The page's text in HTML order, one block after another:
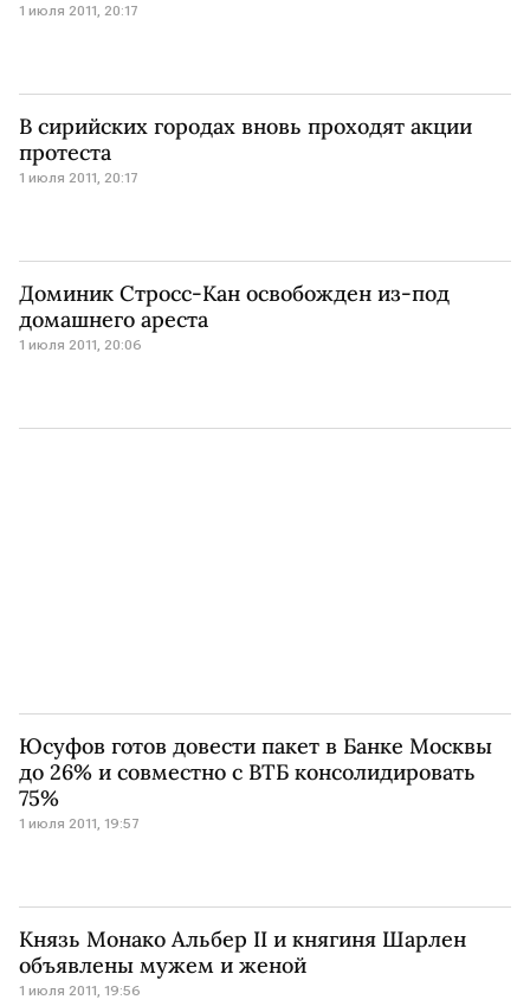
1 июля 2011, 20:17
В сирийских городах вновь проходят акции
протеста
1 июля 2011, 20:17
Доминик Стросс-Кан освобожден из-под
домашнего ареста
1 июля 2011, 20:06
Юсуфов готов довести пакет в Банке Москвы
до 26% и совместно с ВТБ консолидировать
75%
1 июля 2011, 19:57
Князь Монако Альбер II и княгиня Шарлен
объявлены мужем и женой
1 июля 2011, 19:56